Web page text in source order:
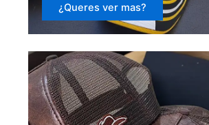
¿Queres ver mas?